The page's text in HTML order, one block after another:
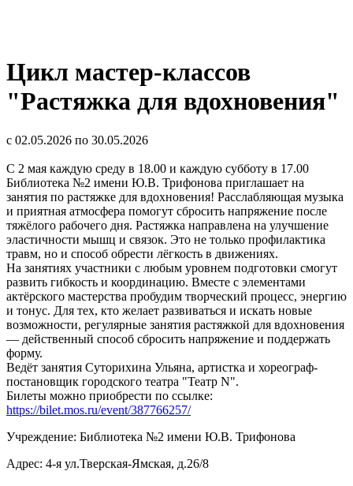
Цикл мастер-классов
"Растяжка для вдохновения"
с 02.05.2026 по 30.05.2026
С 2 мая каждую среду в 18.00 и каждую субботу в 17.00
Библиотека №2 имени Ю.В. Трифонова приглашает на
занятия по растяжке для вдохновения! Расслабляющая музыка
и приятная атмосфера помогут сбросить напряжение после
тяжёлого рабочего дня. Растяжка направлена на улучшение
эластичности мышц и связок. Это не только профилактика
травм, но и способ обрести лёгкость в движениях.
На занятиях участники с любым уровнем подготовки смогут
развить гибкость и координацию. Вместе с элементами
актёрского мастерства пробудим творческий процесс, энергию
и тонус. Для тех, кто желает развиваться и искать новые
возможности, регулярные занятия растяжкой для вдохновения
— действенный способ сбросить напряжение и поддержать
форму.
Ведёт занятия Суторихина Ульяна, артистка и хореограф-
постановщик городского театра "Театр N".
Билеты можно приобрести по ссылке:
https://bilet.mos.ru/event/387766257/
Учреждение: Библиотека №2 имени Ю.В. Трифонова
Адрес: 4-я ул.Тверская-Ямская, д.26/8